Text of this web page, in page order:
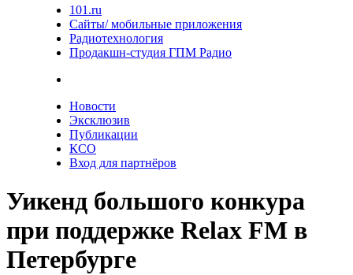
101.ru
Сайты/ мобильные приложения
Радиотехнология
Продакшн-студия ГПМ Радио
Новости
Эксклюзив
Публикации
КСО
Вход для партнёров
Уикенд большого конкура
при поддержке Relax FM в
Петербурге